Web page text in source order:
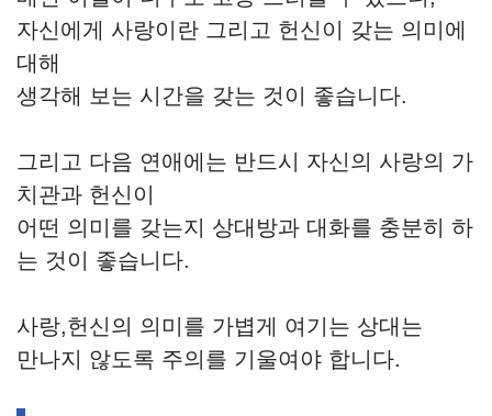
자신에게 사랑이란 그리고 헌신이 갖는 의미에
대해
생각해 보는 시간을 갖는 것이 좋습니다.
그리고 다음 연애에는 반드시 자신의 사랑의 가
치관과 헌신이
어떤 의미를 갖는지 상대방과 대화를 충분히 하
는 것이 좋습니다.
사랑,헌신의 의미를 가볍게 여기는 상대는
만나지 않도록 주의를 기울여야 합니다.